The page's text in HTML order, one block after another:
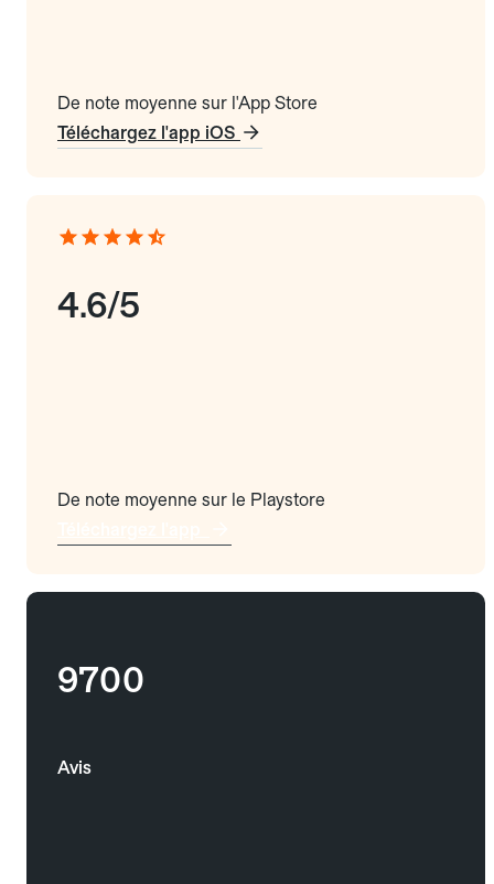
De note moyenne sur l'App Store
Téléchargez l'app iOS
4.6/5
De note moyenne sur le Playstore
9700
Avis